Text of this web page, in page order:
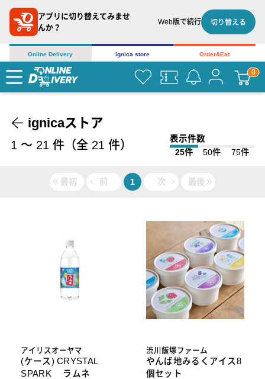
アプリに切り替えてみませ
んか？
Web版で続行 切り替える
Online Delivery ignica store Order&Eat
ignicaストア
1 〜 21 件（全 21 件）
表示件数
25件
50件 75件
最初 前 1 次 最後
アイリスオーヤマ
(ケース) CRYSTAL
SPARK ラムネ
渋川飯塚ファーム
やんば地みるくアイス8
個セット